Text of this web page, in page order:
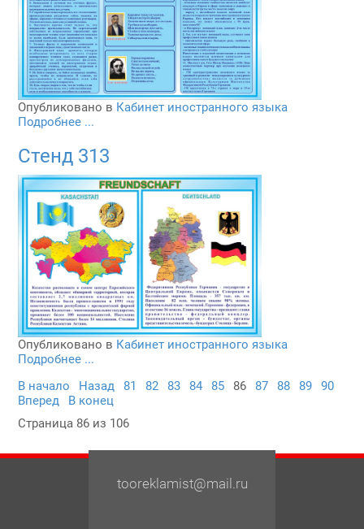
Опубликовано в Кабинет иностранного языка
Подробнее ...
Стенд 313
Опубликовано в Кабинет иностранного языка
Подробнее ...
В начало
Назад 81 82 83 84 85 86 87 88 89
90
Вперед
В конец
Страница 86 из 106
tooreklamist@mail.ru